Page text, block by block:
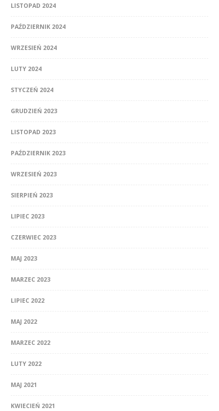
LISTOPAD 2024
PAŹDZIERNIK 2024
WRZESIEŃ 2024
LUTY 2024
STYCZEŃ 2024
GRUDZIEŃ 2023
LISTOPAD 2023
PAŹDZIERNIK 2023
WRZESIEŃ 2023
SIERPIEŃ 2023
LIPIEC 2023
CZERWIEC 2023
MAJ 2023
MARZEC 2023
LIPIEC 2022
MAJ 2022
MARZEC 2022
LUTY 2022
MAJ 2021
KWIECIEŃ 2021